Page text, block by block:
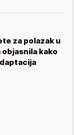
za polazak u
kako